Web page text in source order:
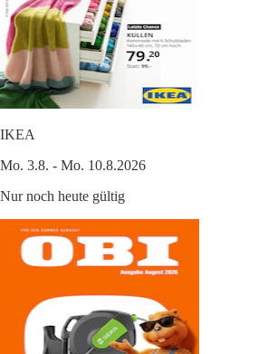
IKEA
Mo. 3.8. - Mo. 10.8.2026
Nur noch heute gültig